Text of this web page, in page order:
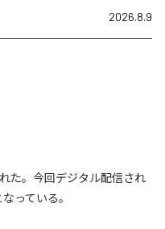
2026.8.9
た。今回デジタル配信され
っている。